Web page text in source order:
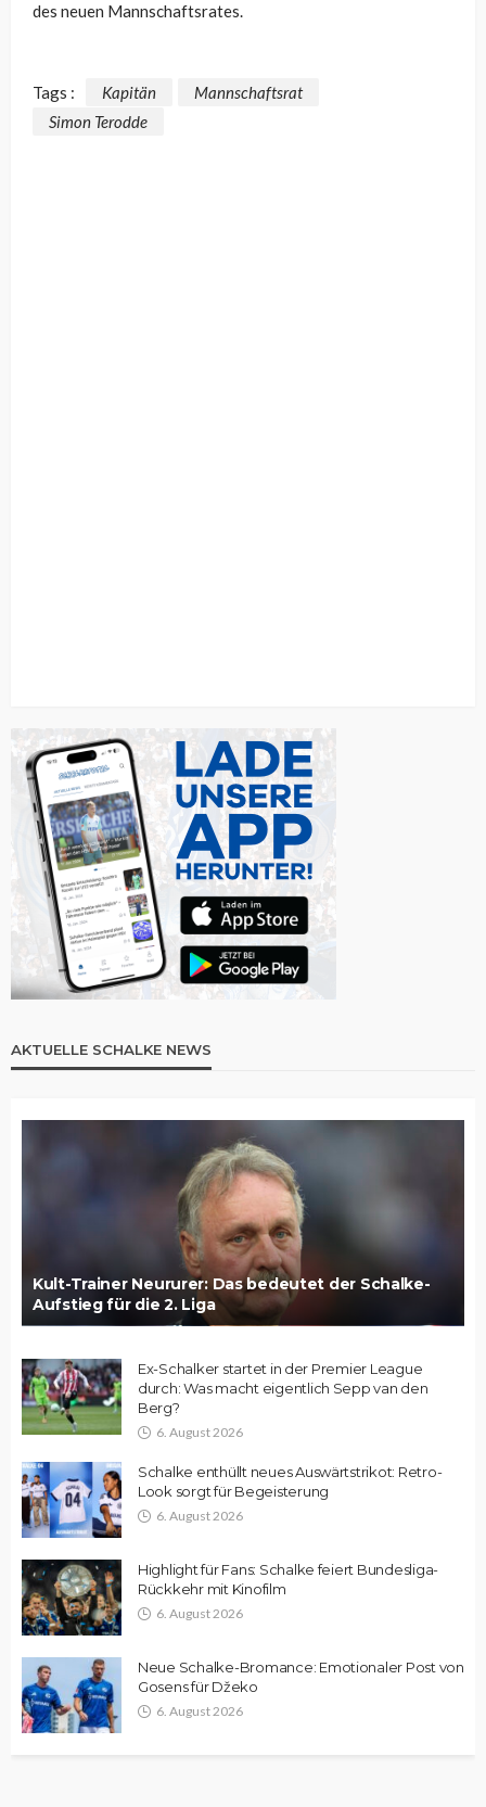
des neuen Mannschaftsrates.
Tags : Kapitän
Mannschaftsrat
Simon Terodde
AKTUELLE SCHALKE NEWS
Kult-Trainer Neururer: Das bedeutet der Schalke-
Aufstieg für die 2. Liga
Ex-Schalker startet in der Premier League
durch: Was macht eigentlich Sepp van den
Berg?
6. August 2026
Schalke enthüllt neues Auswärtstrikot: Retro-
Look sorgt für Begeisterung
6. August 2026
Highlight für Fans: Schalke feiert Bundesliga-
Rückkehr mit Kinofilm
6. August 2026
Neue Schalke-Bromance: Emotionaler Post von
Gosens für Džeko
6. August 2026